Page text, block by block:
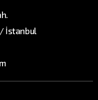
/ İstanbul